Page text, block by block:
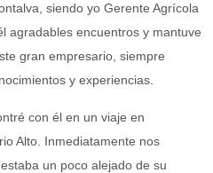
siendo yo Gerente Agrícola
agradables encuentros y mantuve
gran empresario, siempre
y experiencias.
con él en un viaje en
Alto. Inmediatamente nos
un poco alejado de su